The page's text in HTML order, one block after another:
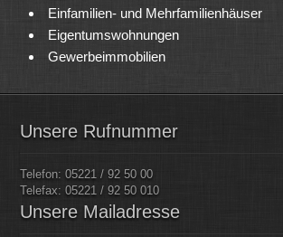
Einfamilien- und Mehrfamilienhäuser
Eigentumswohnungen
Gewerbeimmobilien
Unsere Rufnummer
Telefon: 05221 / 92 50 00
Telefax: 05221 / 92 50 010
Unsere Mailadresse